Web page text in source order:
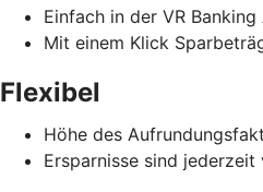
Einfach in der VR
Mit einem Klick
Flexibel
Höhe des
Ersparnisse sind